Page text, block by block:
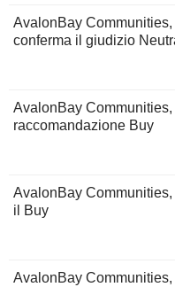
AvalonBay
conferma il giudizio
AvalonBay
raccomandazione Buy
AvalonBay
il Buy
AvalonBay